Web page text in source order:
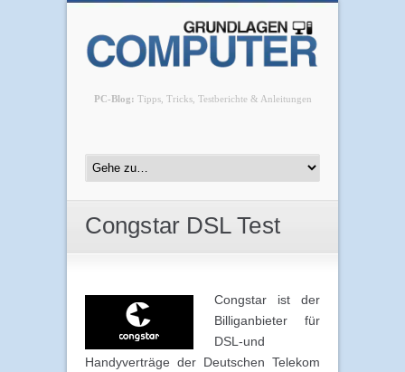
PC-Blog: Tipps, Tricks, Testberichte & Anleitungen
Congstar DSL Test
Congstar ist der
Billiganbieter für
DSL-und
Handyverträge der Deutschen Telekom